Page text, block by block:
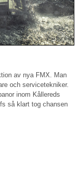
av nya FMX. Man
och servicetekniker.
inom Kållereds
så klart tog chansen